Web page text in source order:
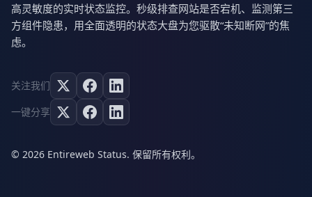
高灵敏度的实时状态监控。秒级排查网站是否宕机、监测第三
方组件隐患，用全面透明的状态大盘为您驱散“未知断网”的焦
虑。
关注我们
一键分享
© 2026 Entireweb Status. 保留所有权利。